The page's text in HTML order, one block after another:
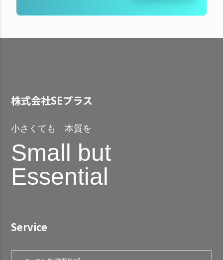
株式会社SEプラス
小さくても 本質を
Small but
Essential
Service